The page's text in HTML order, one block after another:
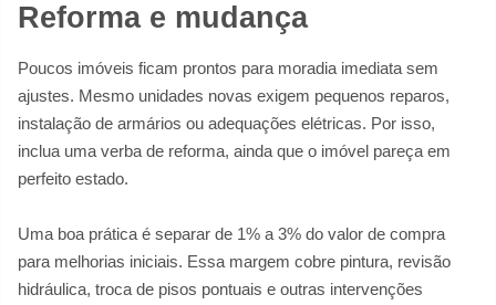
Reforma e mudança
Poucos imóveis ficam prontos para moradia imediata sem
ajustes. Mesmo unidades novas exigem pequenos reparos,
instalação de armários ou adequações elétricas. Por isso,
inclua uma verba de reforma, ainda que o imóvel pareça em
perfeito estado.
Uma boa prática é separar de 1% a 3% do valor de compra
para melhorias iniciais. Essa margem cobre pintura, revisão
hidráulica, troca de pisos pontuais e outras intervenções